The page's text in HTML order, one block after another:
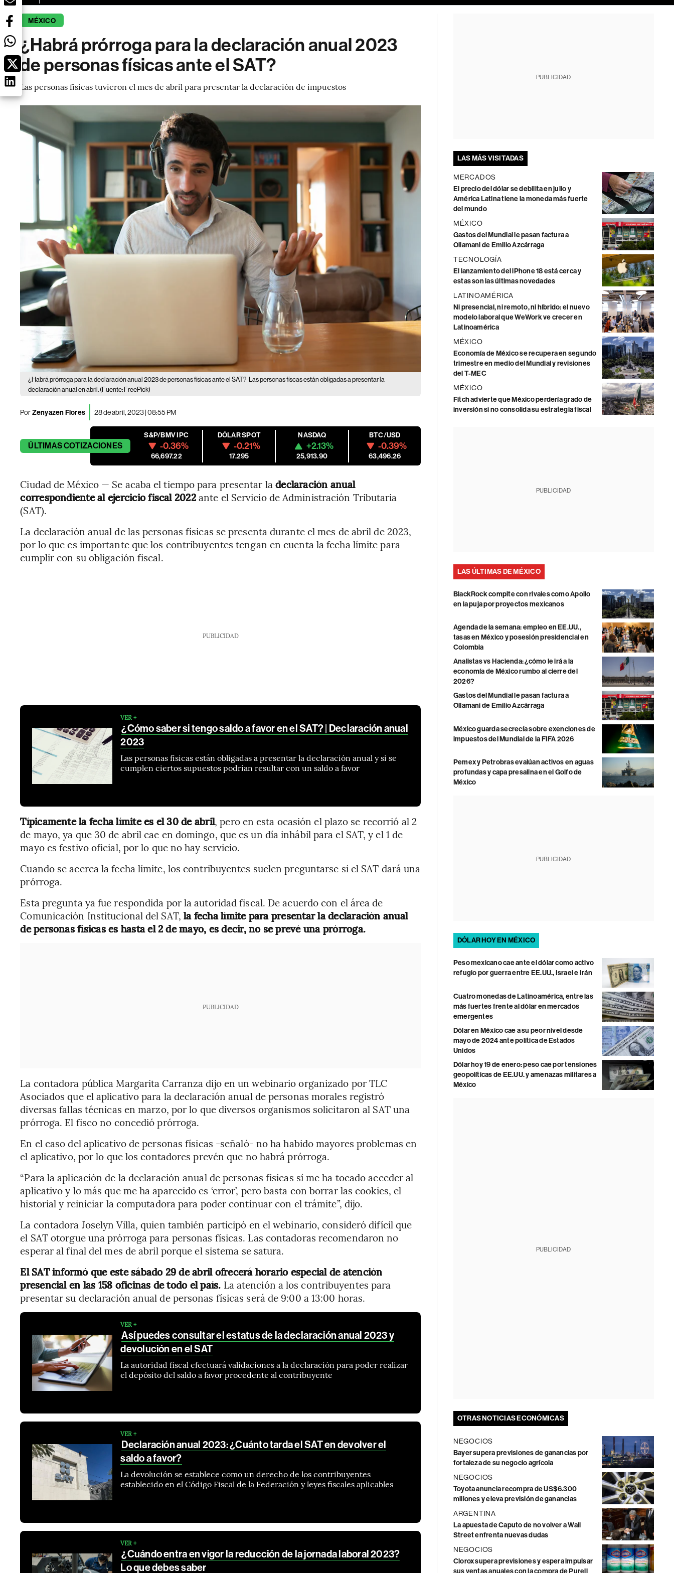
MÉXICO
¿Habrá prórroga para la declaración anual 2023
de personas físicas ante el SAT?
Las personas físicas tuvieron el mes de abril para presentar la declaración de impuestos
¿Habrá prórroga para la declaración anual 2023 de personas físicas ante el SAT? Las personas físcas están obligadas a presentar la
declaración anual en abril. (Fuente: FreePick)
PorZenyazen Flores 28 de abril, 2023 | 08:55 PM
ÚLTIMASCOTIZACIONES
S&P/BMV IPC
-0.36%
66,697.22
DÓLAR SPOT
-0.21%
17.295
NASDAQ
+2.13%
25,913.90
BTC/USD
-0.39%
63,496.26
Ciudad de México — Se acaba el tiempo para presentar la declaración anual
correspondiente al ejercicio fiscal 2022ante el Servicio de Administración Tributaria
(SAT).
La declaración anual de las personas físicas se presenta durante el mes de abril de 2023,
por lo que es importante que los contribuyentes tengan en cuenta la fecha límite para
cumplir con su obligación fiscal.
PUBLICIDAD
VER +
¿Cómo saber si tengo saldo a favor en el SAT? | Declaración anual
2023
Las personas físicas están obligadas a presentar la declaración anual y si se
cumplen ciertos supuestos podrían resultar con un saldo a favor
Típicamente la fecha límite es el 30 de abril, pero en esta ocasión el plazo se recorrió al 2
de mayo, ya que 30 de abril cae en domingo, que es un día inhábil para el SAT, y el 1 de
mayo es festivo oficial, por lo que no hay servicio.
Cuando se acerca la fecha límite, los contribuyentes suelen preguntarse si el SAT dará una
prórroga.
Esta pregunta ya fue respondida por la autoridad fiscal. De acuerdo con el área de
Comunicación Institucional del SAT, la fecha límite para presentar la declaración anual
de personas físicas es hasta el 2 de mayo, es decir, no se prevé una prórroga.
PUBLICIDAD
La contadora pública Margarita Carranza dijo en un webinario organizado por TLC
Asociados que el aplicativo para la declaración anual de personas morales registró
diversas fallas técnicas en marzo, por lo que diversos organismos solicitaron al SAT una
prórroga. El fisco no concedió prórroga.
En el caso del aplicativo de personas físicas -señaló- no ha habido mayores problemas en
el aplicativo, por lo que los contadores prevén que no habrá prórroga.
“Para la aplicación de la declaración anual de personas físicas sí me ha tocado acceder al
aplicativo y lo más que me ha aparecido es ‘error’, pero basta con borrar las cookies, el
historial y reiniciar la computadora para poder continuar con el trámite”, dijo.
La contadora Joselyn Villa, quien también participó en el webinario, consideró difícil que
el SAT otorgue una prórroga para personas físicas. Las contadoras recomendaron no
esperar al final del mes de abril porque el sistema se satura.
El SAT informó que este sábado 29 de abril ofrecerá horario especial de atención
presencial en las 158 oficinas de todo el país. La atención a los contribuyentes para
presentar su declaración anual de personas físicas será de 9:00 a 13:00 horas.
VER +
Así puedes consultar el estatus de la declaración anual 2023 y
devolución en el SAT
La autoridad fiscal efectuará validaciones a la declaración para poder realizar
el depósito del saldo a favor procedente al contribuyente
VER +
Declaración anual 2023: ¿Cuánto tarda el SAT en devolver el
saldo a favor?
La devolución se establece como un derecho de los contribuyentes
establecido en el Código Fiscal de la Federación y leyes fiscales aplicables
VER +
¿Cuándo entra en vigor la reducción de la jornada laboral 2023?
Lo que debes saber
PUBLICIDAD
LAS MÁS VISITADAS
MERCADOS
El precio del dólar se debilita en julio y
América Latina tiene la moneda más fuerte
del mundo
MÉXICO
Gastos del Mundial le pasan factura a
Ollamani de Emilio Azcárraga
TECNOLOGÍA
El lanzamiento del iPhone 18 está cerca y
estas son las últimas novedades
LATINOAMÉRICA
Ni presencial, ni remoto, ni híbrido: el nuevo
modelo laboral que WeWork ve crecer en
Latinoamérica
MÉXICO
Economía de México se recupera en segundo
trimestre en medio del Mundial y revisiones
del T-MEC
MÉXICO
Fitch advierte que México perdería grado de
inversión si no consolida su estrategia fiscal
PUBLICIDAD
LAS ÚLTIMAS DE MÉXICO
BlackRock compite con rivales como Apollo
en la puja por proyectos mexicanos
Agenda de la semana: empleo en EE.UU.,
tasas en México y posesión presidencial en
Colombia
Analistas vs Hacienda: ¿cómo le irá a la
economía de México rumbo al cierre del
2026?
Gastos del Mundial le pasan factura a
Ollamani de Emilio Azcárraga
México guarda secrecía sobre exenciones de
impuestos del Mundial de la FIFA 2026
Pemex y Petrobras evalúan activos en aguas
profundas y capa presalina en el Golfo de
México
PUBLICIDAD
DÓLAR HOY EN MÉXICO
Peso mexicano cae ante el dólar como activo
refugio por guerra entre EE.UU., Israel e Irán
Cuatro monedas de Latinoamérica, entre las
más fuertes frente al dólar en mercados
emergentes
Dólar en México cae a su peor nivel desde
mayo de 2024 ante política de Estados
Unidos
Dólar hoy 19 de enero: peso cae por tensiones
geopolíticas de EE.UU. y amenazas militares a
México
PUBLICIDAD
OTRAS NOTICIAS ECONÓMICAS
NEGOCIOS
Bayer supera previsiones de ganancias por
fortaleza de su negocio agrícola
NEGOCIOS
Toyota anuncia recompra de US$6.300
millones y eleva previsión de ganancias
ARGENTINA
La apuesta de Caputo de no volver a Wall
Street enfrenta nuevas dudas
NEGOCIOS
Clorox supera previsiones y espera impulsar
sus ventas anuales con la compra de Purell